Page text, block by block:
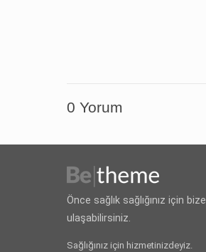
0 Yorum
Önce sağlık sağlığınız için bize
ulaşabilirsiniz.
Sağlığınız için hizmetinizdeyiz.